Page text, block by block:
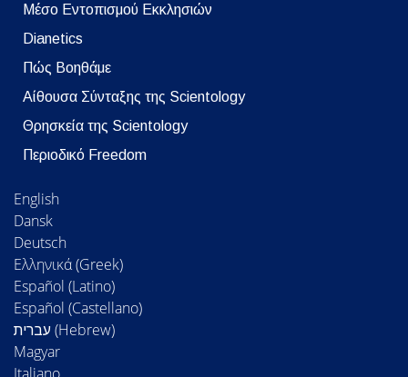
Μέσο Εντοπισμού Εκκλησιών
Dianetics
Πώς Βοηθάμε
Αίθουσα Σύνταξης της Scientology
Θρησκεία της Scientology
Περιοδικό Freedom
English
Dansk
Deutsch
Ελληνικά (Greek)
Español (Latino)
Español (Castellano)
Magyar